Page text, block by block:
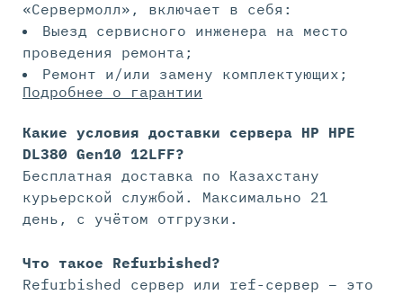
«Сервермолл», включает в себя:
Выезд сервисного инженера на место
проведения ремонта;
Ремонт и/или замену комплектующих;
Подробнее о гарантии
Какие условия доставки сервера HP HPE
DL380 Gen10 12LFF?
Бесплатная доставка по Казахстану
курьерской службой. Максимально 21
день, с учётом отгрузки.
Что такое Refurbished?
Refurbished сервер или ref-сервер – это